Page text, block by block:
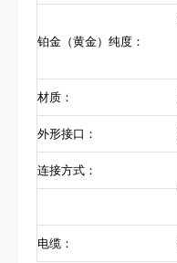
铂金（黄金）纯度：
材质：
外形接口：
连接方式：
电缆：